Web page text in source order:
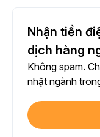
Nhận tiền
dịch hàng
Không spam.
nhật ngành